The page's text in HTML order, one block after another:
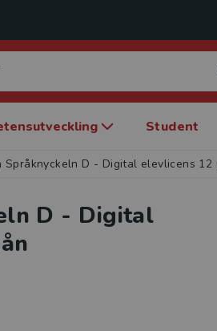
Student
Språknyckeln D - Digital elevlicens 12
D - Digital